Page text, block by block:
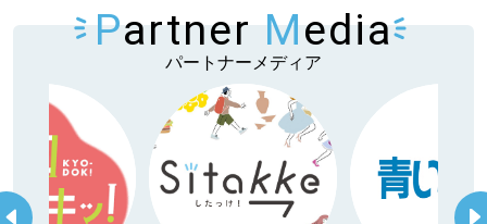
Partner Media
パートナーメディア